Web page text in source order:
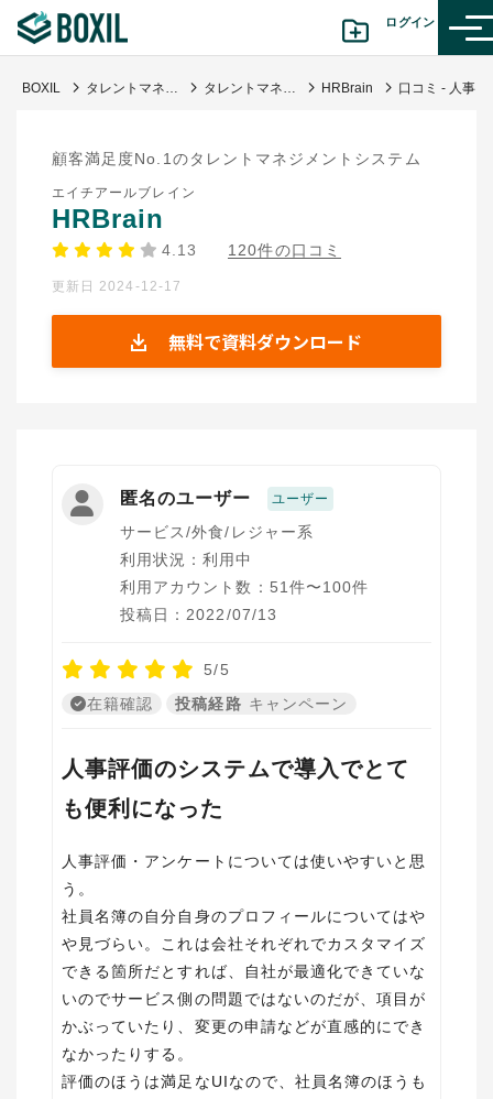
ログイン
記事から探す
BOXILの使い方ガイド
BOXIL タレントマネジメントシステム比較25選 11月人気ランキングとおすすめ選び方 タレントマネジメントシステム HRBrain
顧客満足度No.1のタレントマネジメントシステム
エイチアールブレイン
HRBrain
4.13 120件の口コミ
更新日 2024-12-17
無料で資料ダウンロード
匿名のユーザー ユーザー
サービス/外食/レジャー系
利用状況：利用中
利用アカウント数：51件〜100件
投稿日：2022/07/13
5/5
在籍確認
投稿経路 キャンペーン
人事評価のシステムで導入でとて
も便利になった
人事評価・アンケートについては使いやすいと思
う。
社員名簿の自分自身のプロフィールについてはや
や見づらい。これは会社それぞれでカスタマイズ
できる箇所だとすれば、自社が最適化できていな
いのでサービス側の問題ではないのだが、項目が
かぶっていたり、変更の申請などが直感的にでき
なかったりする。
評価のほうは満足なUIなので、社員名簿のほうも